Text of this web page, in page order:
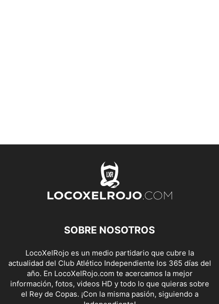
SOBRE NOSOTROS
LocoXelRojo es un medio partidario que cubre la
actualidad del Club Atlético Independiente los 365 días del
año. En LocoXelRojo.com te acercamos la mejor
información, fotos, videos HD y todo lo que quieras sobre
el Rey de Copas. ¡Con la misma pasión, siguiendo a